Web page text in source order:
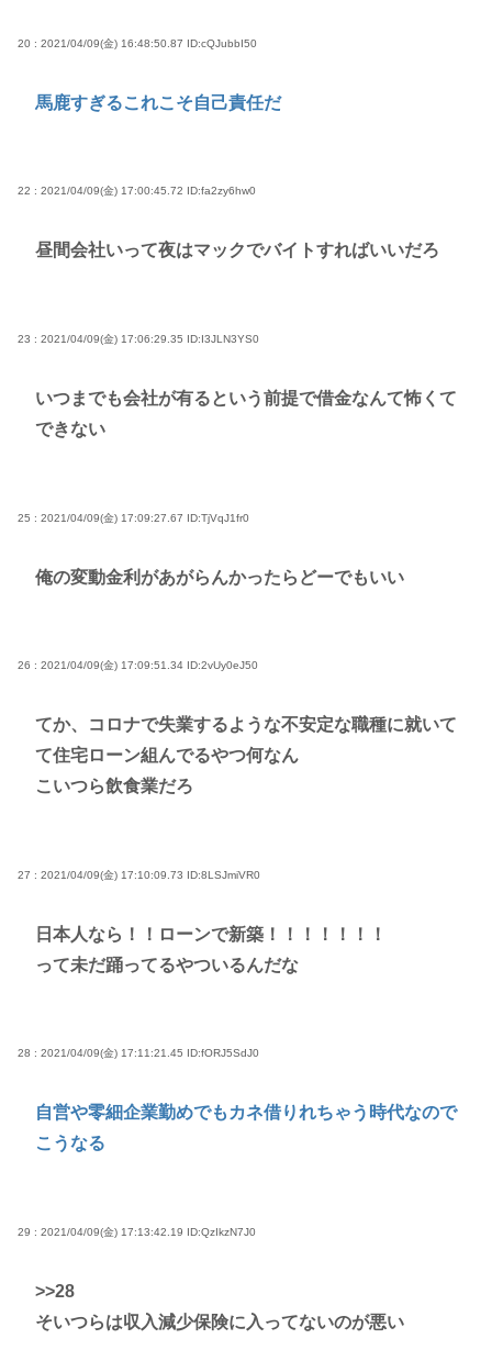
20 : 2021/04/09(金) 16:48:50.87 ID:cQJubbI50
馬鹿すぎるこれこそ自己責任だ
22 : 2021/04/09(金) 17:00:45.72 ID:fa2zy6hw0
昼間会社いって夜はマックでバイトすればいいだろ
23 : 2021/04/09(金) 17:06:29.35 ID:I3JLN3YS0
いつまでも会社が有るという前提で借金なんて怖くて
できない
25 : 2021/04/09(金) 17:09:27.67 ID:TjVqJ1fr0
俺の変動金利があがらんかったらどーでもいい
26 : 2021/04/09(金) 17:09:51.34 ID:2vUy0eJ50
てか、コロナで失業するような不安定な職種に就いて
て住宅ローン組んでるやつ何なん
こいつら飲食業だろ
27 : 2021/04/09(金) 17:10:09.73 ID:8LSJmiVR0
日本人なら！！ローンで新築！！！！！！！
って未だ踊ってるやついるんだな
28 : 2021/04/09(金) 17:11:21.45 ID:fORJ5SdJ0
自営や零細企業勤めでもカネ借りれちゃう時代なので
こうなる
29 : 2021/04/09(金) 17:13:42.19 ID:QzIkzN7J0
>>28
そいつらは収入減少保険に入ってないのが悪い